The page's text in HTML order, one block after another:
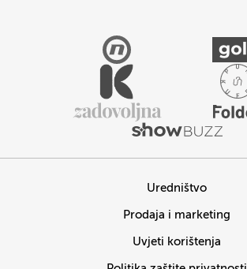
Uredništvo
Prodaja i marketing
Uvjeti korištenja